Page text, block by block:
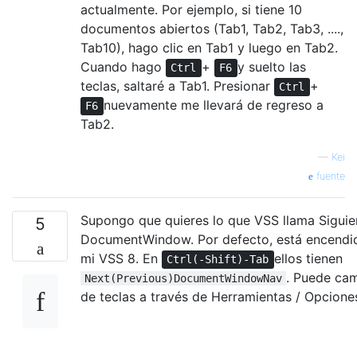
actualmente. Por ejemplo, si tiene 10
documentos abiertos (Tab1, Tab2, Tab3, ....,
Tab10), hago clic en Tab1 y luego en Tab2.
Cuando hago
Ctrl + F6 y suelto las
teclas, saltaré a Tab1. Presionar
Ctrl +
F6 nuevamente me llevará de regreso a
Tab2.
— Kei
fuente
5
Supongo que quieres lo que VSS llama
DocumentWindow. Por defecto, está
mi VSS 8. En
Ctrl(-Shift)-Tab ellos tienen
Next(Previous)DocumentWindowNav . Puede
de teclas a través de Herramientas /